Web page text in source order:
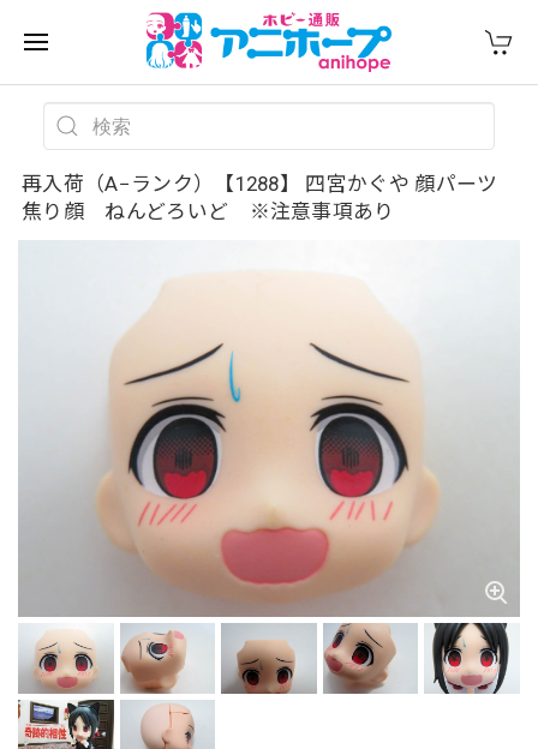
再入荷（A−ランク）【1288】 四宮かぐや 顔パーツ
焦り顔 ねんどろいど ※注意事項あり